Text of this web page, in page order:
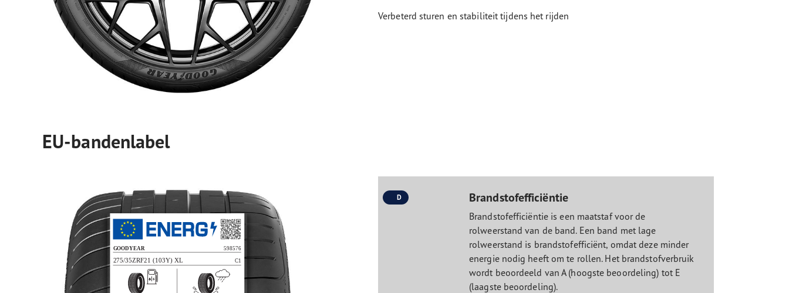
Verbeterd sturen en stabiliteit tijdens het rijden
EU-bandenlabel
D Brandstofefficiëntie
Brandstofefficiëntie is een maatstaf voor de
rolweerstand van de band. Een band met lage
rolweerstand is brandstofefficiënt, omdat deze minder
energie nodig heeft om te rollen. Het brandstofverbruik
wordt beoordeeld van A (hoogste beoordeling) tot E
(laagste beoordeling).